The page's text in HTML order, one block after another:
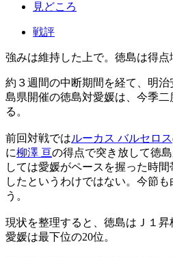
見どころ
戦評
強みは維持した上で。徳島は得
約３週間の中断期間を経て、明
島県開催の徳島対愛媛は、今季二
る。
前回対戦ではルーカス バルセロス
に柳澤 亘の得点で突き放して徳
しては愛媛がペースを握った時
したというわけではない。今節
う。
現状を整理すると、徳島はＪ１昇
愛媛は最下位の20位。